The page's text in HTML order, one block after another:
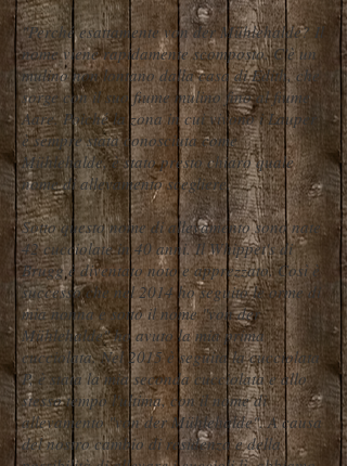
"Perché esattamente von der Mühlehalde? Il
nome viene rapidamente scomposto. C'è un
mulino non lontano dalla casa di Edith, che
sorge con il suo fiume mulino fino al fiume
Aare. Poiché la zona in cui vivono i Lauper
è sempre stata conosciuta come
Mühlehalde, è stato presto chiaro quale
nome di allevamento scegliere.
Sotto questo nome di allevamento sono nate
42 cucciolate in 40 anni. Il Whippet's di
Brugg è diventato noto e apprezzato. Così è
successo che nel 2014 ho seguito le orme di
mia nonna e sotto il nome "von der
Mühlehalde" ho avuto la mia prima
cucciolata. Nel 2015 è seguita la cucciolata
P, è stata la mia seconda cucciolata e allo
stesso tempo l'ultima, con il nome di
allevamento "von der Mühlehalde". A causa
del nostro cambio di residenza e della